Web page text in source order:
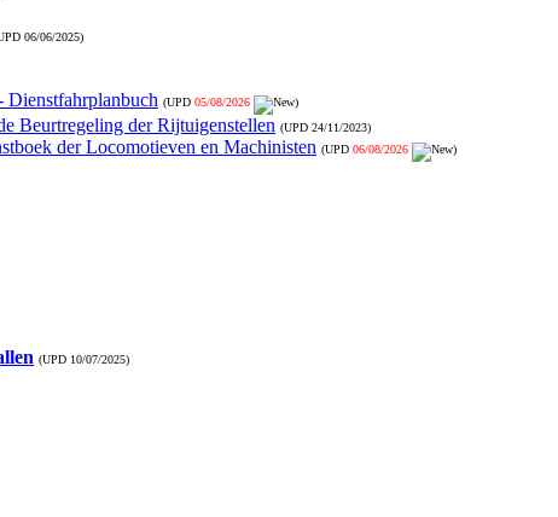
06/06/2025)
Dienstfahrplanbuch (UPD 05/08/2026 )
Beurtregeling der Rijtuigenstellen (UPD 24/11/2023)
der Locomotieven en Machinisten (UPD 06/08/2026 )
(UPD 10/07/2025)